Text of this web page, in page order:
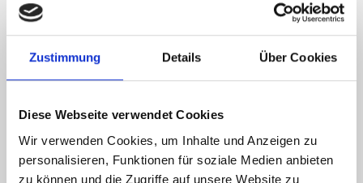
Zustimmung Details Über Cookies
Diese Webseite verwendet Cookies
Wir verwenden Cookies, um Inhalte und Anzeigen zu
personalisieren, Funktionen für soziale Medien anbieten
zu können und die Zugriffe auf unsere Website zu
elektronisch erhoben und gespeichert werden.
an info@hegerich-immobilien.de widerrufen. *
Absenden